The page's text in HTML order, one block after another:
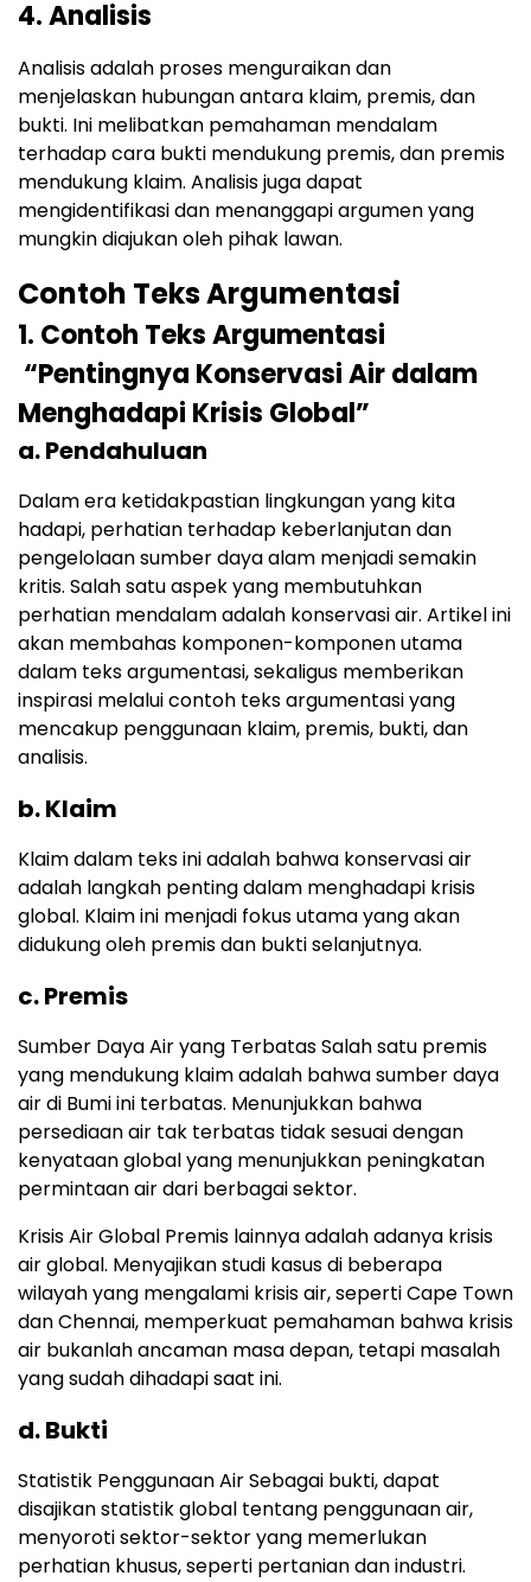
4. Analisis
Analisis adalah proses menguraikan dan
menjelaskan hubungan antara klaim, premis, dan
bukti. Ini melibatkan pemahaman mendalam
terhadap cara bukti mendukung premis, dan premis
mendukung klaim. Analisis juga dapat
mengidentifikasi dan menanggapi argumen yang
mungkin diajukan oleh pihak lawan.
Contoh Teks Argumentasi
1. Contoh Teks Argumentasi
“Pentingnya Konservasi Air dalam
Menghadapi Krisis Global”
a. Pendahuluan
Dalam era ketidakpastian lingkungan yang kita
hadapi, perhatian terhadap keberlanjutan dan
pengelolaan sumber daya alam menjadi semakin
kritis. Salah satu aspek yang membutuhkan
perhatian mendalam adalah konservasi air. Artikel ini
akan membahas komponen-komponen utama
dalam teks argumentasi, sekaligus memberikan
inspirasi melalui contoh teks argumentasi yang
mencakup penggunaan klaim, premis, bukti, dan
analisis.
b. Klaim
Klaim dalam teks ini adalah bahwa konservasi air
adalah langkah penting dalam menghadapi krisis
global. Klaim ini menjadi fokus utama yang akan
didukung oleh premis dan bukti selanjutnya.
c. Premis
Sumber Daya Air yang Terbatas Salah satu premis
yang mendukung klaim adalah bahwa sumber daya
air di Bumi ini terbatas. Menunjukkan bahwa
persediaan air tak terbatas tidak sesuai dengan
kenyataan global yang menunjukkan peningkatan
permintaan air dari berbagai sektor.
Krisis Air Global Premis lainnya adalah adanya krisis
air global. Menyajikan studi kasus di beberapa
wilayah yang mengalami krisis air, seperti Cape Town
dan Chennai, memperkuat pemahaman bahwa krisis
air bukanlah ancaman masa depan, tetapi masalah
yang sudah dihadapi saat ini.
d. Bukti
Statistik Penggunaan Air Sebagai bukti, dapat
disajikan statistik global tentang penggunaan air,
menyoroti sektor-sektor yang memerlukan
perhatian khusus, seperti pertanian dan industri.